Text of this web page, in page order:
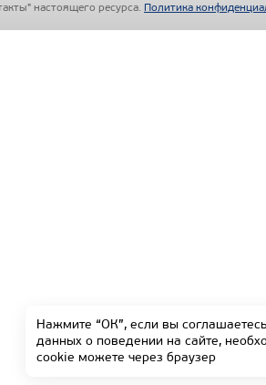
настоящего ресурса. Политика
Нажмите “ОК”, если вы
данных о поведении на сайте,
cookie можете через браузер